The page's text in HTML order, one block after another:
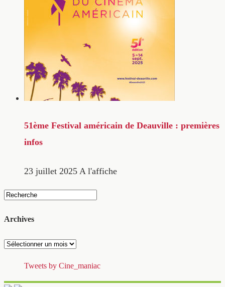
51ème Festival américain de Deauville : premières
infos
23 juillet 2025 A l'affiche
Archives
Archives
Tweets by Cine_maniac